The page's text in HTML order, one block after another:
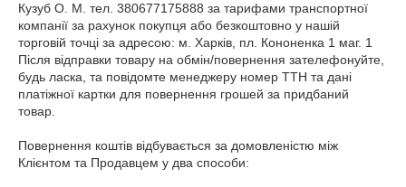
Кузуб О. М. тел. 380677175888 за тарифами транспортної
компанії за рахунок покупця або безкоштовно у нашій
торговій точці за адресою: м. Харків, пл. Кононенка 1 маг. 1
Після відправки товару на обмін/повернення зателефонуйте,
будь ласка, та повідомте менеджеру номер ТТН та дані
платіжної картки для повернення грошей за придбаний
товар.
Повернення коштів відбувається за домовленістю між
Клієнтом та Продавцем у два способи: